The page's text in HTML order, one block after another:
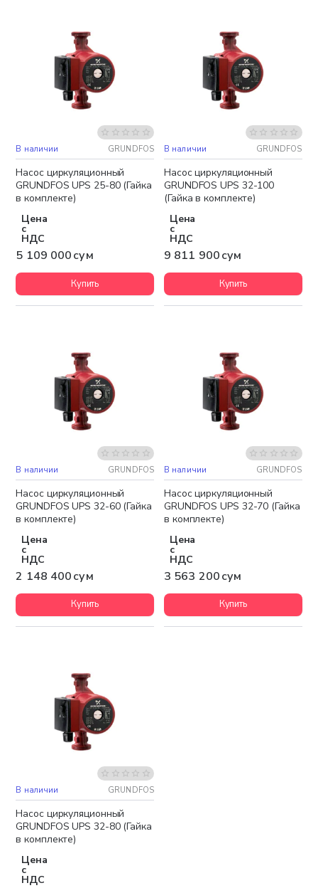
Бесплатная доставка
В наличии GRUNDFOS
Насос циркуляционный
GRUNDFOS UPS 25-80 (Гайка
в комплекте)
Цена
с
НДС
5 109 000 сум
Купить
Бесплатная доставка
В наличии GRUNDFOS
Насос циркуляционный
GRUNDFOS UPS 32-100
(Гайка в комплекте)
Цена
с
НДС
9 811 900 сум
Купить
Бесплатная доставка
В наличии GRUNDFOS
Насос циркуляционный
GRUNDFOS UPS 32-60 (Гайка
в комплекте)
Цена
с
НДС
2 148 400 сум
Купить
Бесплатная доставка
В наличии GRUNDFOS
Насос циркуляционный
GRUNDFOS UPS 32-70 (Гайка
в комплекте)
Цена
с
НДС
3 563 200 сум
Купить
Бесплатная доставка
В наличии GRUNDFOS
Насос циркуляционный
GRUNDFOS UPS 32-80 (Гайка
в комплекте)
Цена
с
НДС